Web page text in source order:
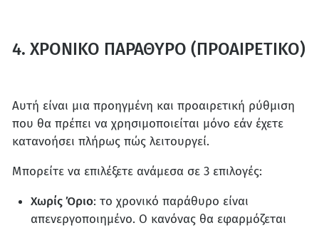
4. ΧΡΟΝΙΚΟ ΠΑΡΑΘΥΡΟ (ΠΡΟΑΙΡΕΤΙΚΟ)
Αυτή είναι μια προηγμένη και προαιρετική ρύθμιση
που θα πρέπει να χρησιμοποιείται μόνο εάν έχετε
κατανοήσει πλήρως πώς λειτουργεί.
Μπορείτε να επιλέξετε ανάμεσα σε 3 επιλογές:
Χωρίς Όριο: το χρονικό παράθυρο είναι
απενεργοποιημένο. Ο κανόνας θα εφαρμόζεται